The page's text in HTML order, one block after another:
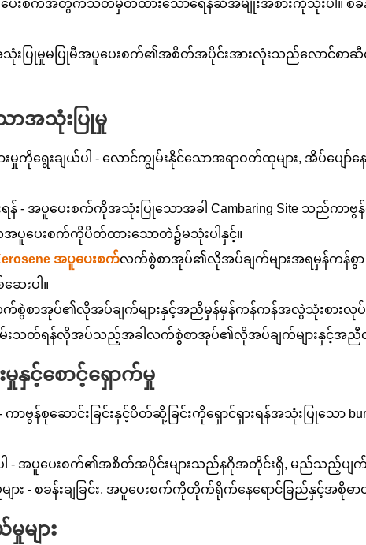
ပူပေးစက်အတွက်သတ်မှတ်ထားသောရေနံဆီအမျိုးအစားကိုသုံးပါ။
သုံးပြုမှုမပြုမီအပူပေးစက်၏အစိတ်အပိုင်းအားလုံးသည်လောင်စ
ာအသုံးပြုမှု
မှုကိုရွေးချယ်ပါ - လောင်ကျွမ်းနိုင်သောအရာဝတ်ထုများ, အိပ်ပျေ
အပူပေးစက်ကိုအသုံးပြုသောအခါ Cambaring Site သည်ကာဗွန်မို
ပူပေးစက်ကိုပိတ်ထားသောတဲ၌မသုံးပါနှင့်။
အပူပေးစက်လက်စွဲစာအုပ်၏လိုအပ်ချက်များအရမှန်ကန်စွာ
းပါ။
လက်စွဲစာအုပ်၏လိုအပ်ချက်များနှင့်အညီမှန်မှန်ကန်ကန်အလွဲသုံးစား
ငြိမ်းသတ်ရန်လိုအပ်သည့်အခါလက်စွဲစာအုပ်၏လိုအပ်ချက်များနှင့်အညီ
မှုနှင့်စောင့်ရှောက်မှု
- ကာဗွန်စုဆောင်းခြင်းနှင့်ပိတ်ဆို့ခြင်းကိုရှောင်ရှားရန်အသုံးပြုသေ
ါ - အပူပေးစက်၏အစိတ်အပိုင်းများသည်နဂိုအတိုင်းရှိ, မည်သည့်ပျ
း - စခန်းချခြင်း, အပူပေးစက်ကိုတိုက်ရိုက်နေရောင်ခြည်နှင့်အ
ျား